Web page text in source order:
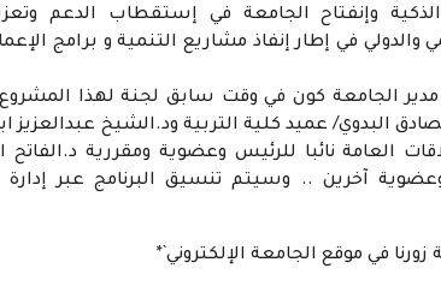
الذكية وإنفتاح الجامعة في إستقطاب الدعم
والدولي في إطار إنفاذ مشاريع التنمية و برامج
مدير الجامعة كون في وقت سابق لجنة لهذا
البدوي/ عميد كلية التربية ود.الشيخ عبدالعزيز
العامة نائبا للرئيس وعضوية ومقررية د.الفاتح
آخرين .. وسيتم تنسيق البرنامج عبر إدارة
في موقع الجامعة الإلكتروني`*